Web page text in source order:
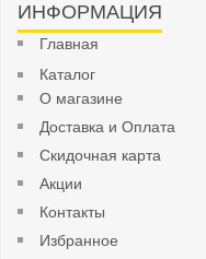
ИНФОРМАЦИЯ
Главная
Каталог
О магазине
Доставка и Оплата
Скидочная карта
Акции
Контакты
Избранное